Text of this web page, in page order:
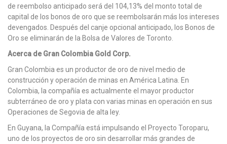
de reembolso anticipado será del 104,13% del monto total de
capital de los bonos de oro que se reembolsarán más los intereses
devengados. Después del canje opcional anticipado, los Bonos de
Oro se eliminarán de la Bolsa de Valores de Toronto.
Acerca de Gran Colombia Gold Corp.
Gran Colombia es un productor de oro de nivel medio de
construcción y operación de minas en América Latina. En
Colombia, la compañía es actualmente el mayor productor
subterráneo de oro y plata con varias minas en operación en sus
Operaciones de Segovia de alta ley.
En Guyana, la Compañía está impulsando el Proyecto Toroparu,
uno de los proyectos de oro sin desarrollar más grandes de